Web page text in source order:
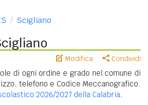
Scigliano
Modifica Condividi
di ogni ordine e grado nel comune di
telefono e Codice Meccanografico.
2026/2027 della Calabria.